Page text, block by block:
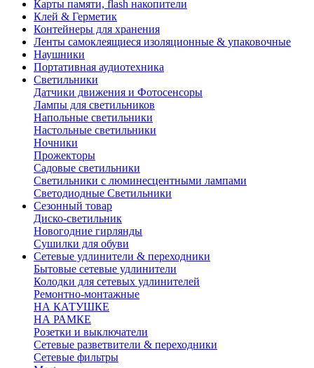
Карты памяти, flash накопители
Клей & Герметик
Контейнеры для хранения
Ленты самоклеящиеся изоляционные & упаковочные
Наушники
Портативная аудиотехника
Светильники
Датчики движения и Фотосенсоры
Лампы для светильников
Напольные светильники
Настольные светильники
Ночники
Прожекторы
Садовые светильники
Светильники с люминесцентными лампами
Светодиодные Светильники
Сезонный товар
Диско-светильник
Новогодние гирлянды
Сушилки для обуви
Сетевые удлинители & переходники
Бытовые сетевые удлинители
Колодки для сетевых удлинителей
Ремонтно-монтажные
НА КАТУШКЕ
НА РАМКЕ
Розетки и выключатели
Сетевые разветвители & переходники
Сетевые фильтры